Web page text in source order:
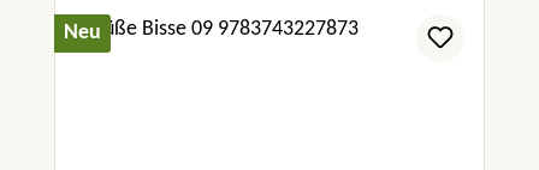
Neu